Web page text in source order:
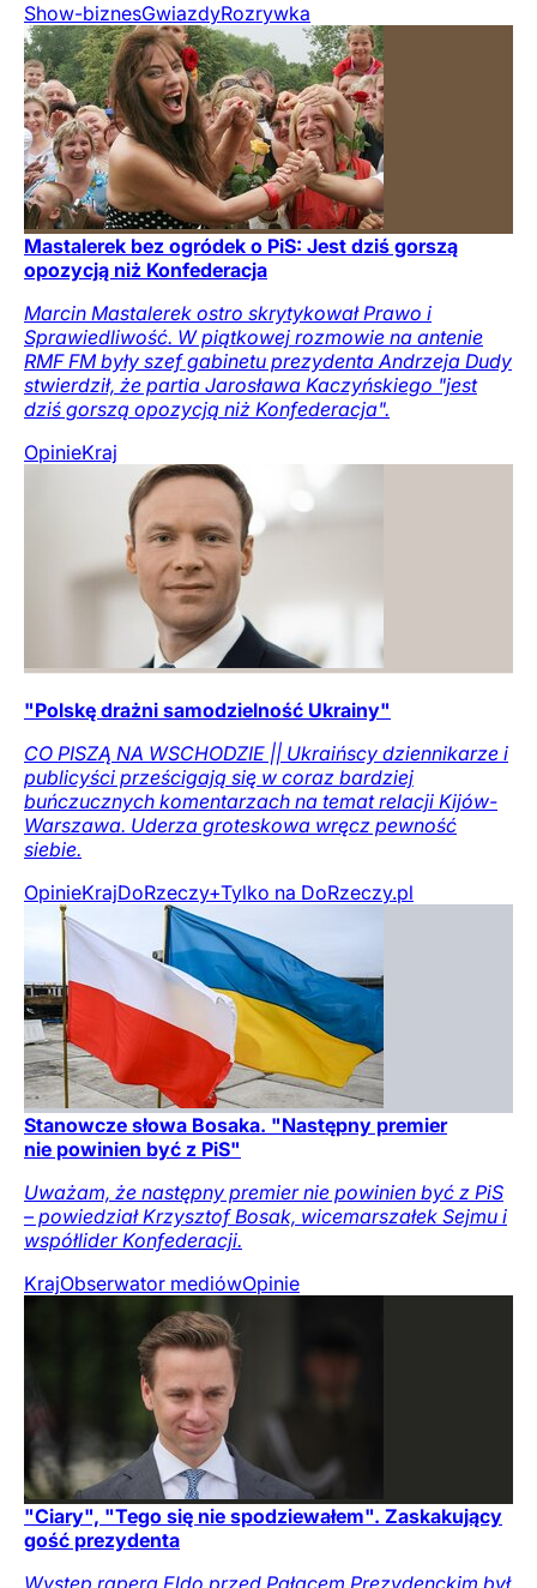
Show-biznesGwiazdyRozrywka
Mastalerek bez ogródek o PiS: Jest dziś gorszą
opozycją niż Konfederacja
Marcin Mastalerek ostro skrytykował Prawo i
Sprawiedliwość. W piątkowej rozmowie na antenie
RMF FM były szef gabinetu prezydenta Andrzeja Dudy
stwierdził, że partia Jarosława Kaczyńskiego "jest
dziś gorszą opozycją niż Konfederacja".
OpinieKraj
"Polskę drażni samodzielność Ukrainy"
CO PISZĄ NA WSCHODZIE || Ukraińscy dziennikarze i
publicyści prześcigają się w coraz bardziej
buńczucznych komentarzach na temat relacji Kijów-
Warszawa. Uderza groteskowa wręcz pewność
siebie.
OpinieKrajDoRzeczy+Tylko na DoRzeczy.pl
Stanowcze słowa Bosaka. "Następny premier
nie powinien być z PiS"
Uważam, że następny premier nie powinien być z PiS
– powiedział Krzysztof Bosak, wicemarszałek Sejmu i
współlider Konfederacji.
KrajObserwator mediówOpinie
"Ciary", "Tego się nie spodziewałem". Zaskakujący
gość prezydenta